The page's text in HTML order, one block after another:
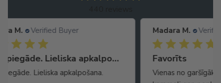
Madara M.
Favorīts
Vienas no garšīgākajām datelēm! Jūt gan